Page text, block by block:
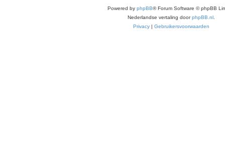
Powered by phpBB® Forum Software © phpBB
Nederlandse vertaling doorphpBB.nl.
Privacy| Gebruikersvoorwaarden